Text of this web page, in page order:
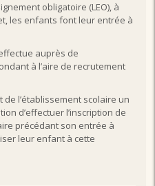
obligatoire (LEO), à
les enfants font leur entrée à
auprès de
à l’aire de recrutement
l’établissement scolaire un
d’effectuer l’inscription de
précédant son entrée à
leur enfant à cette